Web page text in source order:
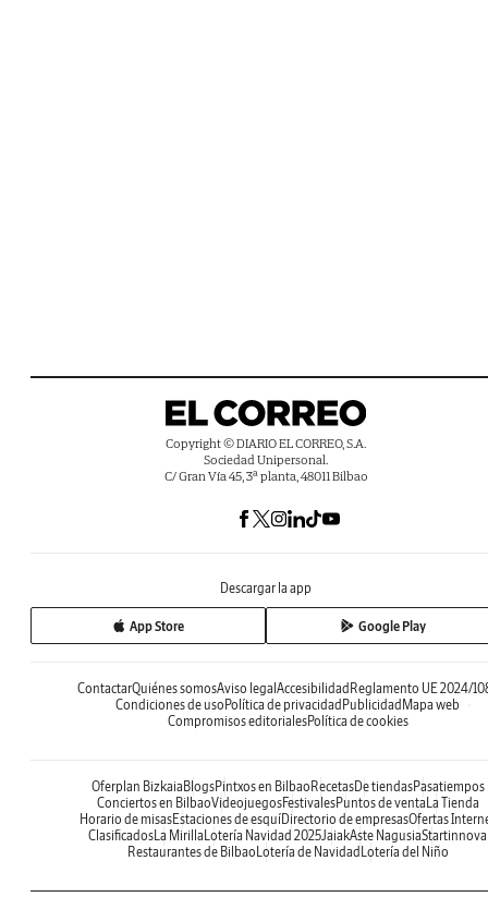
Copyright © DIARIO EL CORREO, S.A.
Sociedad Unipersonal.
C/ Gran Vía 45, 3ª planta, 48011 Bilbao
Descargar la app
App Store Google Play
ContactarQuiénes somosAviso legal Accesibilidad Reglamento UE 2024/
Condiciones de uso Política de privacidad Publicidad Mapa web
Compromisos editorialesPolítica de cookies
Oferplan Bizkaia BlogsPintxos en Bilbao RecetasDe tiendasPasatiempos
Conciertos en BilbaoVideojuegosFestivalesPuntos de venta La Tienda
Horario de misasEstaciones de esquíDirectorio de empresasOfertas
ClasificadosLa Mirilla Lotería Navidad 2025JaiakAste NagusiaStartinnova
Restaurantes de Bilbao Lotería de Navidad Lotería del Niño